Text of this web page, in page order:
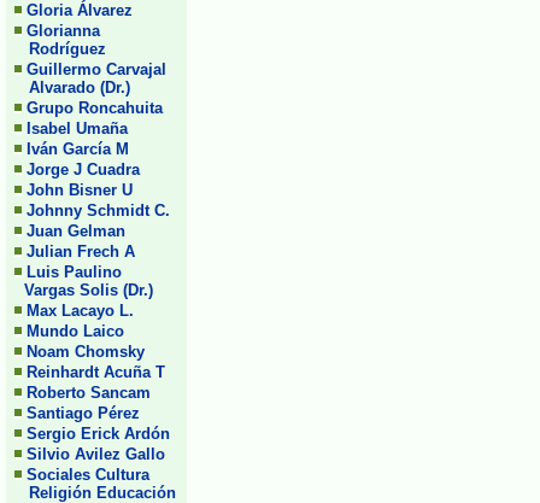
Gloria Álvarez
Glorianna
Rodríguez
Guillermo Carvajal
Alvarado (Dr.)
Grupo Roncahuita
Isabel Umaña
Iván García M
Jorge J Cuadra
John Bisner U
Johnny Schmidt C.
Juan Gelman
Julian Frech A
Luis Paulino
Vargas Solis (Dr.)
Max Lacayo L.
Mundo Laico
Noam Chomsky
Reinhardt Acuña T
Roberto Sancam
Santiago Pérez
Sergio Erick Ardón
Silvio Avilez Gallo
Sociales Cultura
Religión Educación